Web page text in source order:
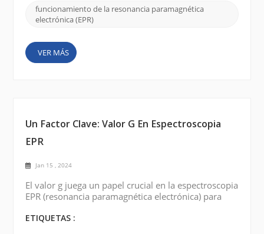
funcionamiento de la resonancia paramagnética
electrónica (EPR)
VER MÁS
Un Factor Clave: Valor G En Espectroscopia
EPR
Jan 15 , 2024
El valor g juega un papel crucial en la espectroscopia
EPR (resonancia paramagnética electrónica) para
propiedades magnéticas de las sustancias
ETIQUETAS :